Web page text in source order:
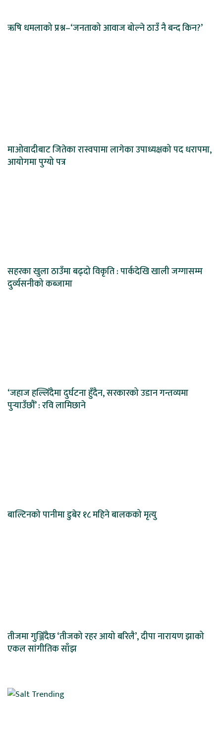
ऋषि धमलाको प्रश्न–‘जनताको आवाज बोल्ने ठाउँ नै बन्द किन?’
माओवादीबाट जितेका रास्वपामा लागेका उपाध्यक्षको पद धरापमा,
आयोगमा पुग्यो पत्र
सहरका खुला ठाउँमा बढ्दो विकृति : पार्कदेखि खाली जग्गासम्म
दुर्व्यसनीको कब्जामा
‘जहाज हल्लिँदैमा दुर्घटना हुँदैन, सरकारको उडान गन्तव्यमा
पुर्‍याउँछौं’ : रवि लामिछाने
बाल्टिनको पानीमा डुबेर १८ महिने बालकको मृत्यु
तीजमा गुञ्जिँदैछ ‘तीजको रहर आयो बरिलै’, दीपा नारायण झाको
एकल सांगीतिक साँझ